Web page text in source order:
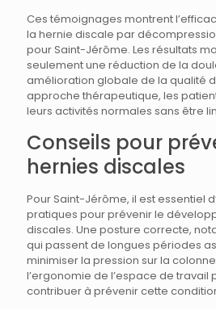
Ces témoignages montrent
la hernie discale par
pour Saint-Jérôme. Les résultats
seulement une réduction de la
amélioration globale de la qualité
approche thérapeutique, les
leurs activités normales sans être
Conseils pour
hernies discales
Pour Saint-Jérôme, il est essentiel
pratiques pour prévenir le
discales. Une posture correcte,
qui passent de longues périodes
minimiser la pression sur la
l’ergonomie de l’espace de travail
contribuer à prévenir cette